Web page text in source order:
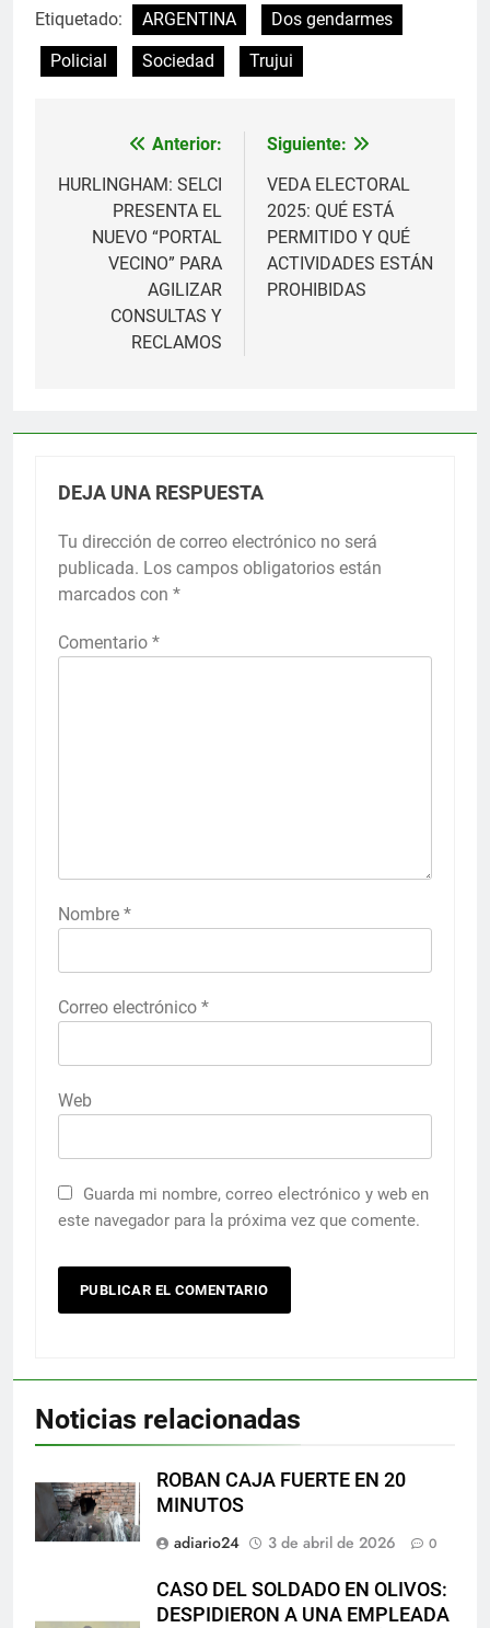
Etiquetado: ARGENTINA
Dos gendarmes
Policial
Sociedad Trujui
Navegación
de
entradas
Anterior:
HURLINGHAM: SELCI
PRESENTA EL
NUEVO “PORTAL
VECINO” PARA
AGILIZAR
CONSULTAS Y
RECLAMOS
Siguiente:
VEDA ELECTORAL
2025: QUÉ ESTÁ
PERMITIDO Y QUÉ
ACTIVIDADES ESTÁN
PROHIBIDAS
DEJA UNA RESPUESTA
Tu dirección de correo electrónico no será
publicada. Los campos obligatorios están
marcados con *
Comentario *
Nombre *
Correo electrónico *
Web
Guarda mi nombre, correo electrónico y web en
este navegador para la próxima vez que comente.
Noticias relacionadas
ROBAN CAJA FUERTE EN 20
MINUTOS
adiario24
3 de abril de 2026 0
CASO DEL SOLDADO EN OLIVOS:
DESPIDIERON A UNA EMPLEADA